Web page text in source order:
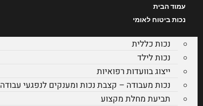
עמוד הבית
נכות ביטוח לאומי
נכות כללית
נכות לילד
ייצוג בוועדות רפואיות
נכות מעבודה – קצבת נכות ומענקים לנפגעי עבודה
תביעת מחלת מקצוע